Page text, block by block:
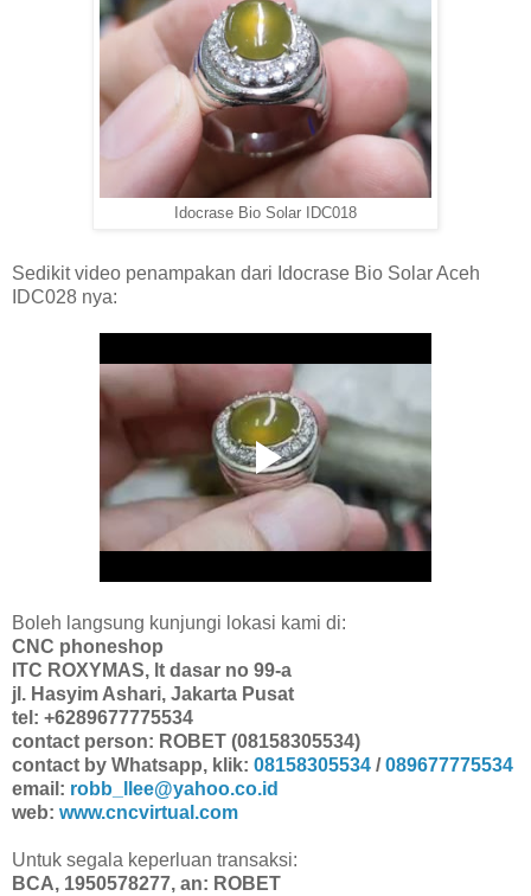
Idocrase Bio Solar IDC018
Sedikit video penampakan dari Idocrase Bio Solar Aceh
IDC028 nya:
Boleh langsung kunjungi lokasi kami di:
CNC phoneshop
ITC ROXYMAS, lt dasar no 99-a
jl. Hasyim Ashari, Jakarta Pusat
tel: +6289677775534
contact person: ROBET (08158305534)
contact by Whatsapp, klik: 08158305534 / 089677775534
email: robb_llee@yahoo.co.id
web: www.cncvirtual.com
Untuk segala keperluan transaksi:
BCA, 1950578277, an: ROBET